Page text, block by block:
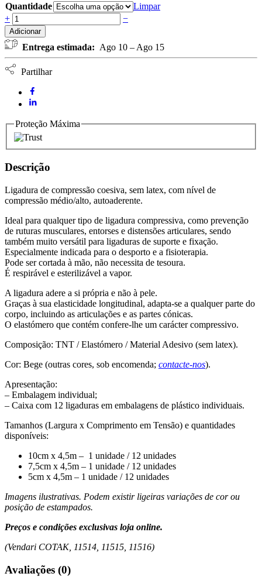
Quantidade
Limpar
Ligadura
Coesiva
Superior
10cm
x
4,5m
quantidade
+ −
Adicionar
Entrega estimada: Ago 10 – Ago 15
Partilhar
Proteção Máxima
Descrição
Ligadura de compressão coesiva, sem latex, com nível de
compressão médio/alto, autoaderente.
Ideal para qualquer tipo de ligadura compressiva, como prevenção
de ruturas musculares, entorses e distensões articulares, sendo
também muito versátil para ligaduras de suporte e fixação.
Especialmente indicada para o desporto e a fisioterapia.
Pode ser cortada à mão, não necessita de tesoura.
É respirável e esterilizável a vapor.
A ligadura adere a si própria e não à pele.
Graças à sua elasticidade longitudinal, adapta-se a qualquer parte do
corpo, incluindo as articulações e as partes cónicas.
O elastómero que contém confere-lhe um carácter compressivo.
Composição: TNT / Elastómero / Material Adesivo (sem latex).
Cor: Bege (outras cores, sob encomenda; contacte-nos).
Apresentação:
– Embalagem individual;
– Caixa com 12 ligaduras em embalagens de plástico individuais.
Tamanhos (Largura x Comprimento em Tensão) e quantidades
disponíveis:
10cm x 4,5m – 1 unidade / 12 unidades
7,5cm x 4,5m – 1 unidade / 12 unidades
5cm x 4,5m – 1 unidade / 12 unidades
Imagens ilustrativas. Podem existir ligeiras variações de cor ou
posição de estampados.
Preços e condições exclusivas loja online.
(Vendari COTAK, 11514, 11515, 11516)
Avaliações (0)